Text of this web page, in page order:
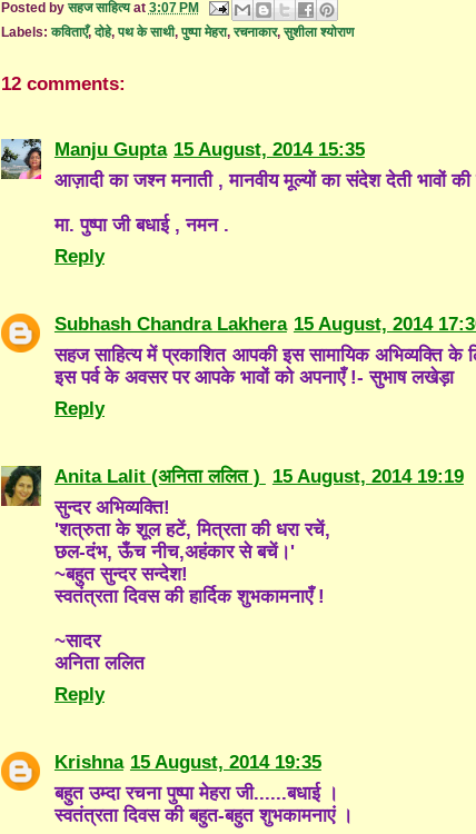
Posted byसहज साहित्य at 3:07 PM
Labels:कविताएँ,दोहे,पथ के साथी,पुष्पा मेहरा,रचनाकार,सुशीला श्योराण
12 comments:
Manju Gupta 15 August, 2014 15:35
आज़ादी का जश्न मनाती , मानवीय मूल्यों का संदेश देती भावों
मा. पुष्पा जी बधाई , नमन .
Reply
Subhash Chandra Lakhera 15 August, 2014
सहज साहित्य में प्रकाशित आपकी इस सामायिक अभिव्यक्ति के
इस पर्व के अवसर पर आपके भावों को अपनाएँ !- सुभाष लखेड़ा
Reply
Anita Lalit (अनिता ललित )
15 August, 2014 19:19
सुन्दर अभिव्यक्ति!
'शत्रुता के शूल हटें, मित्रता की धरा रचें,
छल-दंभ, ऊँच नीच,अहंकार से बचें।'
~बहुत सुन्दर सन्देश!
स्वतंत्रता दिवस की हार्दिक शुभकामनाएँ !
~सादर
अनिता ललित
Reply
Krishna 15 August, 2014 19:35
बहुत उम्दा रचना पुष्पा मेहरा जी......बधाई ।
स्वतंत्रता दिवस की बहुत-बहुत शुभकामनाएं ।